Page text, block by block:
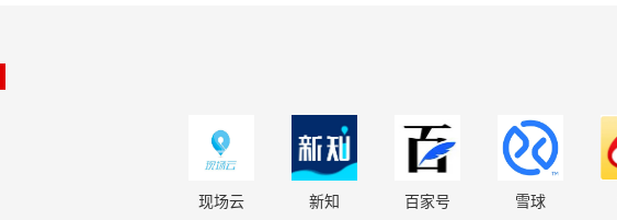
现场云 新知 百家号 雪球